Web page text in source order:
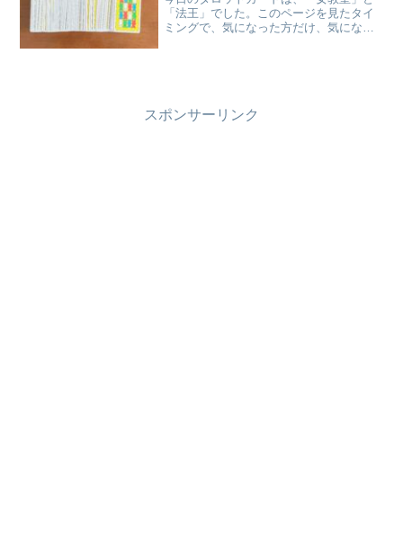
「法王」でした。このページを見たタイ
ミングで、気になった方だけ、気になっ
スポンサーリンク